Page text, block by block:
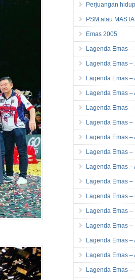
Perjuangan
PSM atau
Emas 2005
Lagenda Emas
Lagenda Emas –
Lagenda Emas –
Lagenda Emas
Lagenda Emas –
Lagenda Emas –
Lagenda Emas –
Lagenda Emas
Lagenda Emas –
Lagenda Emas
Lagenda Emas
Lagenda Emas
Lagenda Emas –
Lagenda Emas –
Lagenda Emas –
Lagenda Emas –